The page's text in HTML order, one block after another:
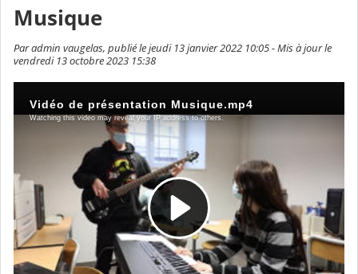
Musique
Par admin vaugelas, publié le jeudi 13 janvier 2022 10:05 - Mis à jour le
vendredi 13 octobre 2023 15:38